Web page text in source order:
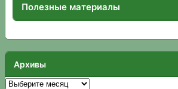
Полезные материалы
Архивы
Архивы